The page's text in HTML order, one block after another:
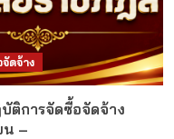
ดจ้าง
ติการจัดซื้อจัดจ้าง
น –